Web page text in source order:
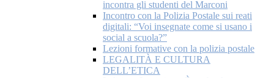
incontra gli studenti del Marconi
Incontro con la Polizia Postale sui reati
digitali: “Voi insegnate come si usano i
social a scuola?”
Lezioni formative con la polizia postale
LEGALITÀ E CULTURA
DELL’ETICA